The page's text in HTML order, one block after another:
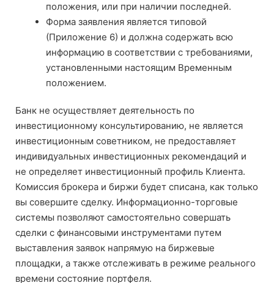
положения, или при наличии последней.
Форма заявления является типовой
(Приложение 6) и должна содержать всю
информацию в соответствии с требованиями,
установленными настоящим Временным
положением.
Банк не осуществляет деятельность по
инвестиционному консультированию, не является
инвестиционным советником, не предоставляет
индивидуальных инвестиционных рекомендаций и
не определяет инвестиционный профиль Клиента.
Комиссия брокера и биржи будет списана, как только
вы совершите сделку. Информационно-торговые
системы позволяют самостоятельно совершать
сделки с финансовыми инструментами путем
выставления заявок напрямую на биржевые
площадки, а также отслеживать в режиме реального
времени состояние портфеля.